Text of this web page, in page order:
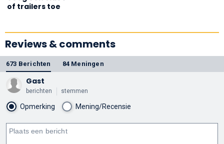
of trailers toe
Reviews & comments
673 Berichten 84 Meningen
Gast
berichten stemmen
Opmerking Mening/Recensie